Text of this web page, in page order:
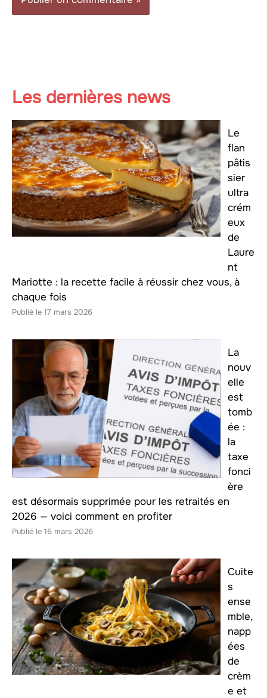
Les dernières news
Le
flan
pâtis
sier
ultra
crém
eux
de
Laure
nt
Mariotte : la recette facile à réussir chez vous, à
chaque fois
17 mars 2026
La
nouv
elle
est
tomb
ée :
la
taxe
fonci
ère
est désormais supprimée pour les retraités en
2026 — voici comment en profiter
16 mars 2026
Cuite
s
ense
mble,
napp
ées
de
crèm
e et